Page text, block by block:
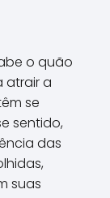
o quão
atrair a
se
sentido,
das
suas